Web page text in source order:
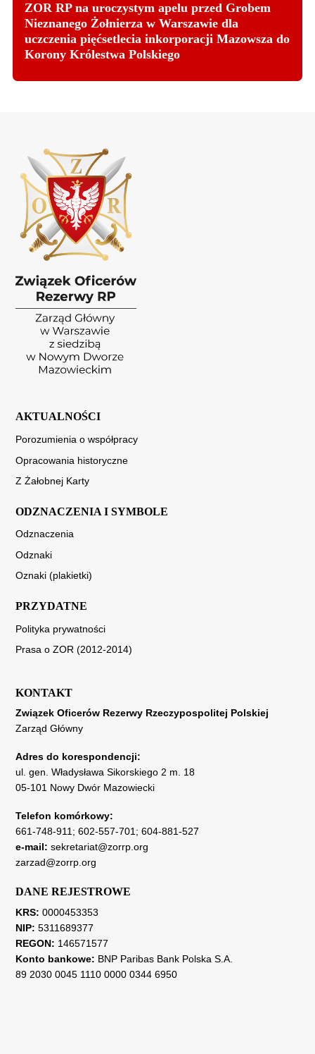
ZOR RP na uroczystym apelu przed Grobem
Nieznanego Żołnierza w Warszawie dla
uczczenia pięćsetlecia inkorporacji Mazowsza do
Korony Królestwa Polskiego
AKTUALNOŚCI
Porozumienia o współpracy
Opracowania historyczne
Z Żałobnej Karty
ODZNACZENIA I SYMBOLE
Odznaczenia
Odznaki
Oznaki (plakietki)
PRZYDATNE
Polityka prywatności
Prasa o ZOR (2012-2014)
KONTAKT
Związek Oficerów Rezerwy Rzeczypospolitej Polskiej
Zarząd Główny
Adres do korespondencji:
ul. gen. Władysława Sikorskiego 2 m. 18
05-101 Nowy Dwór Mazowiecki
Telefon komórkowy:
661-748-911 ; 602-557-701 ; 604-881-527
e-mail: sekretariat@zorrp.org
zarzad@zorrp.org
DANE REJESTROWE
KRS: 0000453353
NIP: 5311689377
REGON: 146571577
Konto bankowe: BNP Paribas Bank Polska S.A.
89 2030 0045 1110 0000 0344 6950